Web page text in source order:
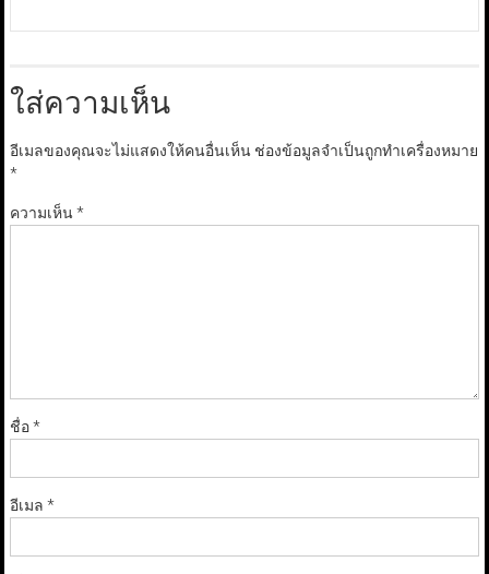
ใส่ความเห็น
อีเมลของคุณจะไม่แสดงให้คนอื่นเห็น ช่องข้อมูลจำเป็นถูกทำเครื่องหมาย
*
ความเห็น*
ชื่อ*
อีเมล *